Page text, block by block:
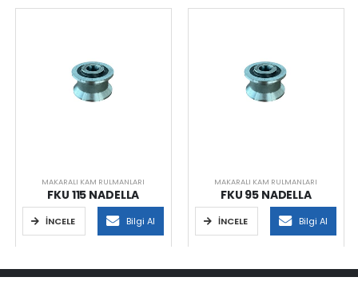
MAKARALI KAM RULMANLARI
FKU 115 NADELLA
İNCELE Bilgi Al
MAKARALI KAM RULMANLARI
FKU 95 NADELLA
İNCELE Bilgi Al